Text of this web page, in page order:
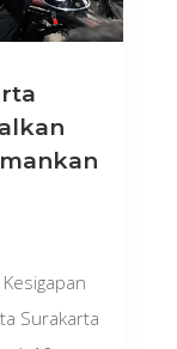
Surakarta